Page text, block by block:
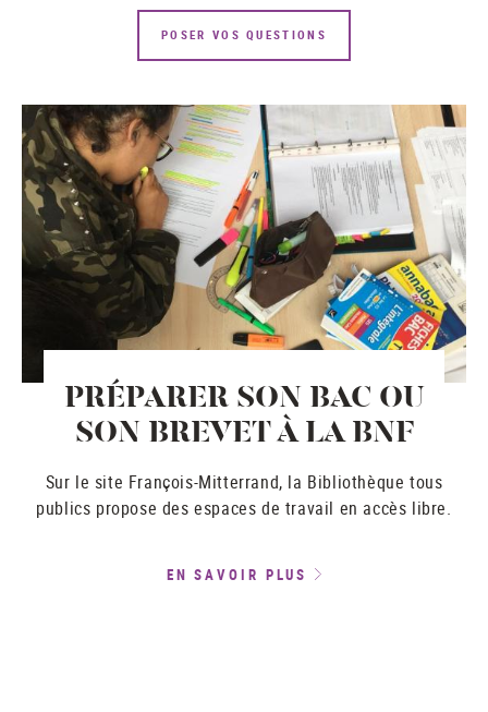
POSER VOS QUESTIONS
PRÉPARER SON BAC OU
SON BREVET À LA BNF
Sur le site François-Mitterrand, la Bibliothèque tous
publics propose des espaces de travail en accès libre.
EN SAVOIR PLUS